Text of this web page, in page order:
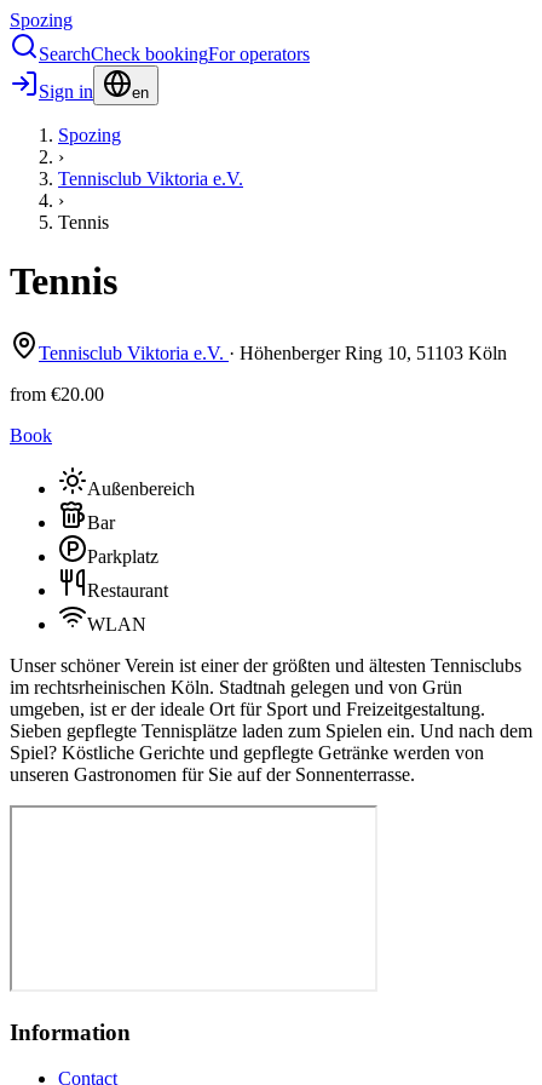
Spozing
SearchCheck bookingFor operators
Sign in
en
Spozing
›
Tennisclub Viktoria e.V.
›
Tennis
Tennis
Tennisclub Viktoria e.V. · Höhenberger Ring 10, 51103 Köln
from €20.00
Book
Außenbereich
Bar
Parkplatz
Restaurant
WLAN
Unser schöner Verein ist einer der größten und ältesten Tennisclubs
im rechtsrheinischen Köln. Stadtnah gelegen und von Grün
umgeben, ist er der ideale Ort für Sport und Freizeitgestaltung.
Sieben gepflegte Tennisplätze laden zum Spielen ein. Und nach dem
Spiel? Köstliche Gerichte und gepflegte Getränke werden von
unseren Gastronomen für Sie auf der Sonnenterrasse.
Information
Contact